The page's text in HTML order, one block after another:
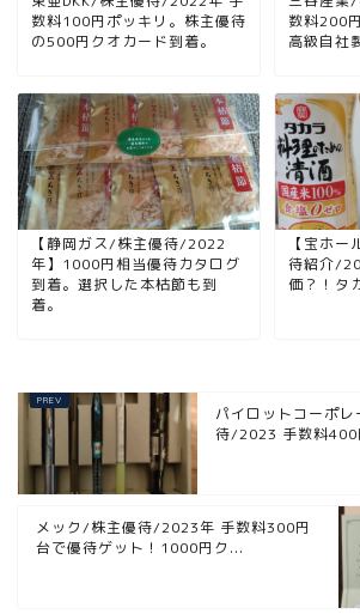
数料100円ポッキリ。株主優待
の500円クオカード到着。
数料200
高級自社
【静岡ガス/株主優待/2022
年】1000円相当優待カタログ
到着。選択した本枯節も到
着。
【宝ホ
待紹介/
価？！タ
パイロットコーポ
待/2023 手数料400
メック/株主優待/2023年 手数料300円
台で優待ゲット！1000円ク...